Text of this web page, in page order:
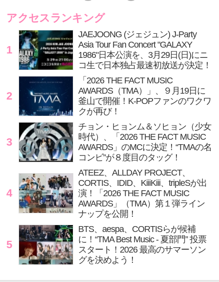
アクセスランキング
1
JAEJOONG (ジェジュン) J-Party
Asia Tour Fan Concert "GALAXY
1986"日本公演を、3月29日(日)にニ
コ生で日本独占最速初放送が決定！
2
「2026 THE FACT MUSIC
AWARDS（TMA）」、９月19日に
釜山で開催！K-POPファンのワクワ
クが再び！
3
チョン・ヒョンム＆ソヒョン（少女
時代）、「2026 THE FACT MUSIC
AWARDS」のMCに決定！“TMAの名
コンビ”が８度目のタッグ！
4
ATEEZ、ALLDAY PROJECT、
CORTIS、IDID、KiiiKiii、tripleSが出
演！「2026 THE FACT MUSIC
AWARDS」（TMA）第１弾ライン
ナップを公開！
5
BTS、aespa、CORTISらが候補
に！“TMA Best Music - 夏部門” 投票
スタート！2026 最高のサマーソン
グを決めよう！